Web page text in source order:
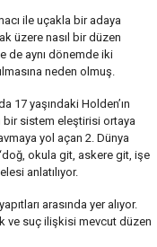
ile uçakla bir adaya
üzere nasıl bir düzen
de aynı dönemde iki
neden olmuş.
17 yaşındaki Holden’ın
bir sistem eleştirisi ortaya
yol açan 2. Dünya
okula git, askere git, işe
anlatılıyor.
arasında yer alıyor.
ve suç ilişkisi mevcut düzen